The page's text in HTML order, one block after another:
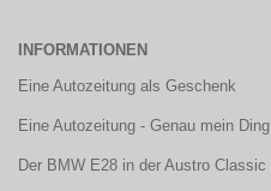
INFORMATIONEN
Eine Autozeitung als Geschenk
Eine Autozeitung - Genau mein Ding
Der BMW E28 in der Austro Classic